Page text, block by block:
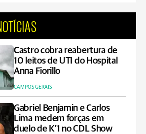
Castro cobra reabertura de
10 leitos de UTI do Hospital
Anna Fiorillo
CAMPOS GERAIS
Gabriel Benjamin e Carlos
Lima medem forças em
duelo de K’1 no CDL Show